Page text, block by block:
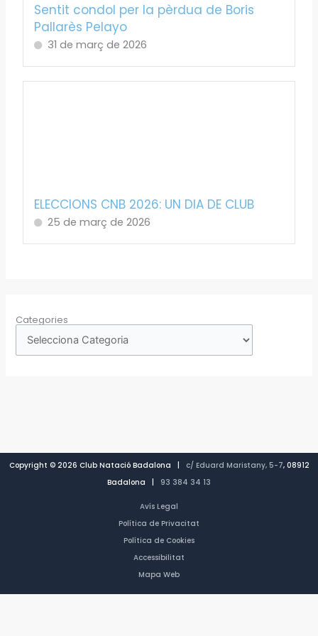
Sentit condol per la pèrdua de Boris
Pallarès Pelayo
31 de març de 2026
ELECCIONS CNB 2026: UN DIA DE CLUB
25 de març de 2026
Categories
Copyright © 2026 Club Natació Badalona | c/ Eduard Maristany, 5-7, 08912
Badalona | 93 384 34 13
Avís Legal
Política de Privacitat
Política de Cookies
Accessibilitat
Mapa Web